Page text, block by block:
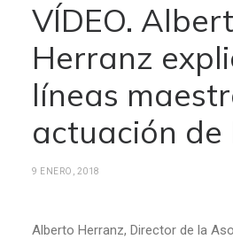
VÍDEO.
Herranz
líneas
actuación
9 ENERO, 2018
Alberto Herranz, Director de la